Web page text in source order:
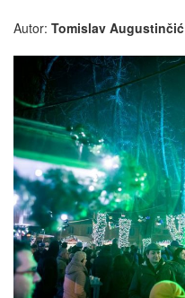
Autor: Tomislav Augustinčić